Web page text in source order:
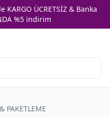
ÜCRETSİZ & Banka
%5 indirim
PAKETLEME